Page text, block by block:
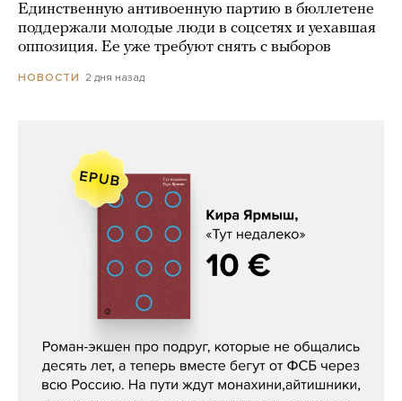
Единственную антивоенную партию в бюллетене
поддержали молодые люди в соцсетях и уехавшая
оппозиция. Ее уже требуют снять с выборов
НОВОСТИ 2 дня назад
Кира Ярмыш, «Тут недалеко»